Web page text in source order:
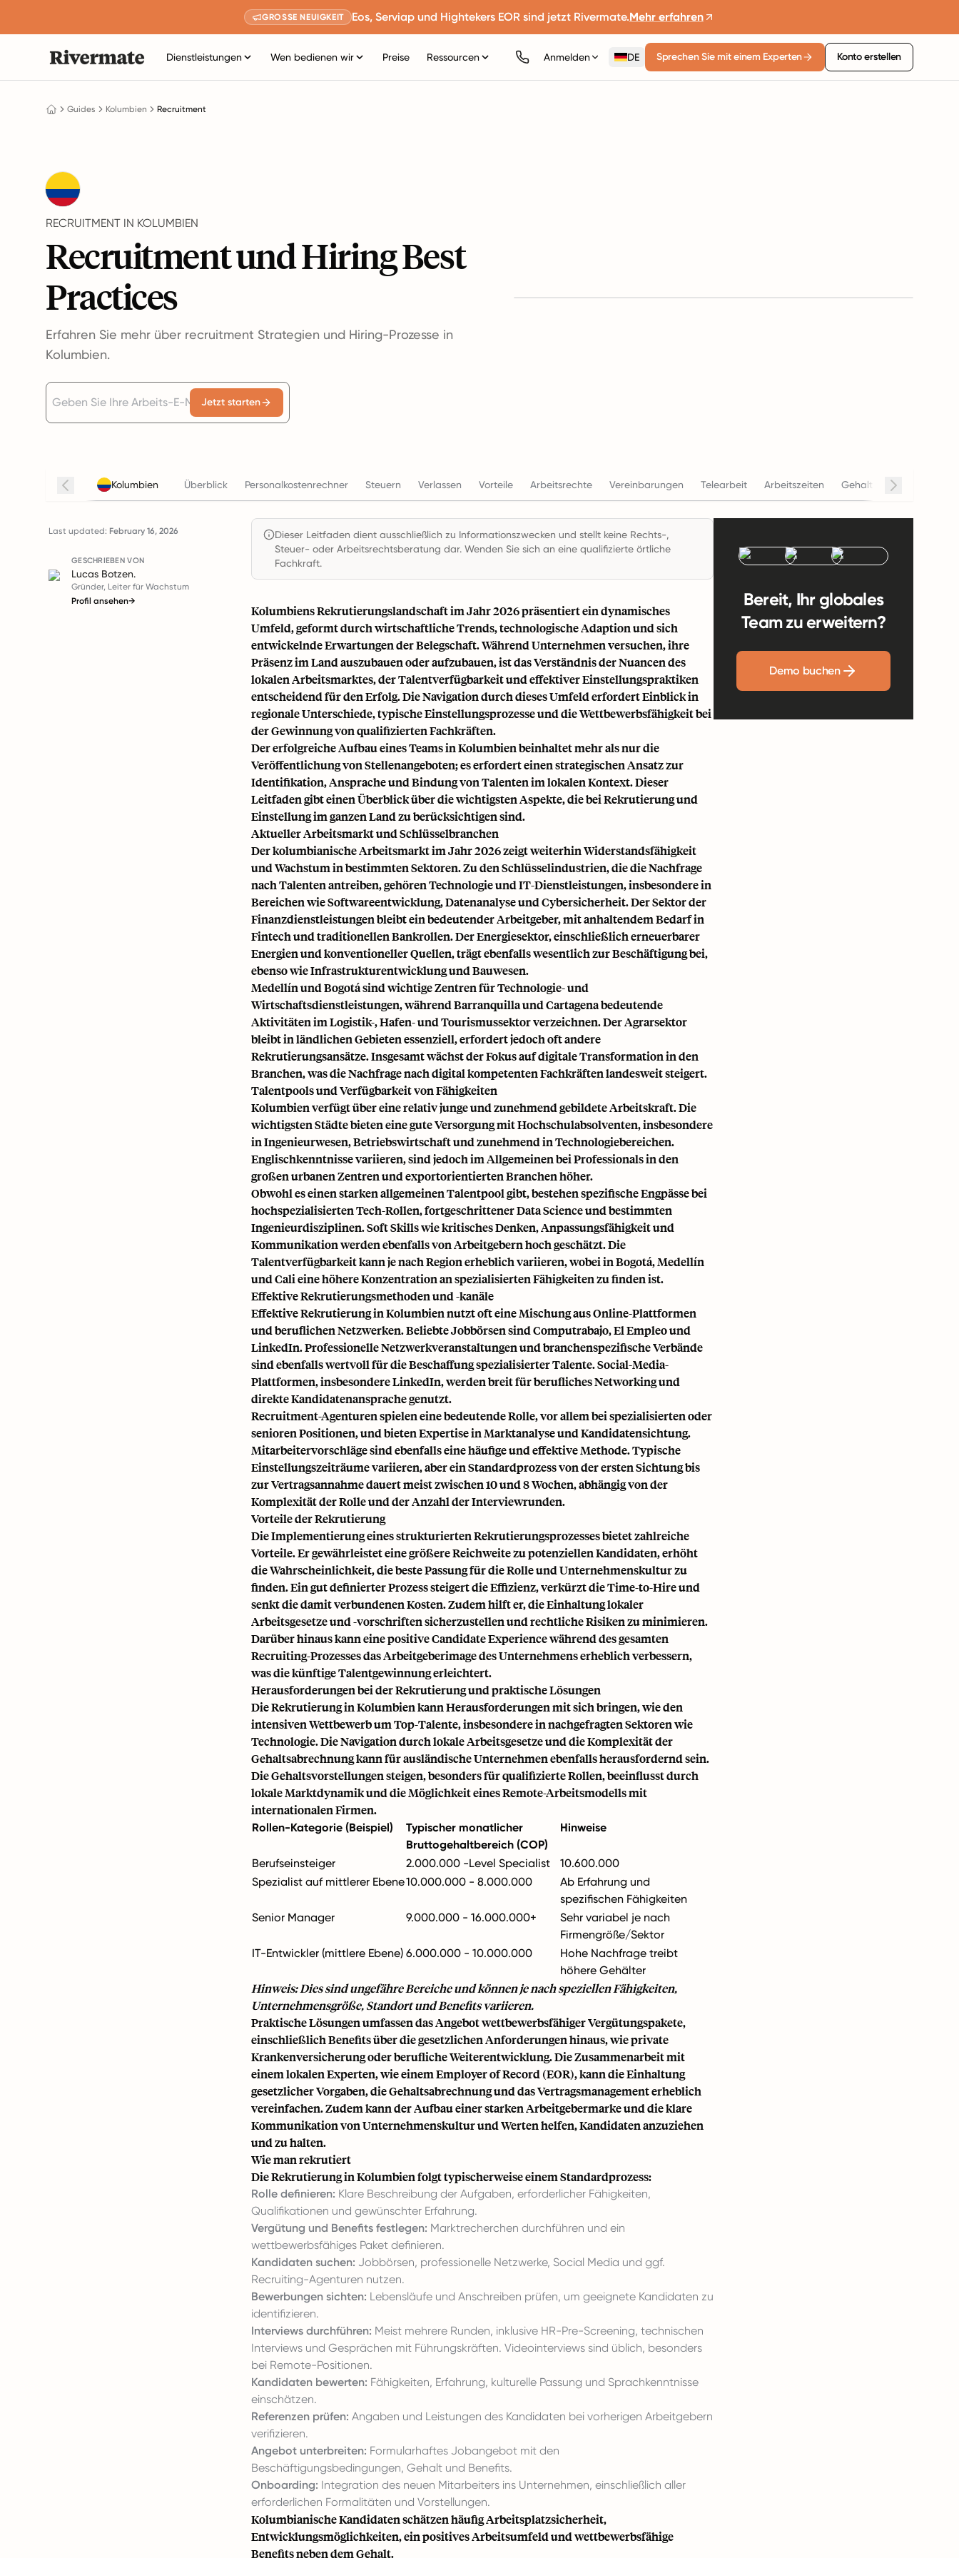
GROSSE NEUIGKEIT Eos, Serviap und Hightekers EOR sind jetzt Rivermate.Mehr erfahren
Dienstleistungen Wen bedienen wir Preise Ressourcen Anmelden DE Sprechen Sie mit einem Experten Konto erstellen
Guides Kolumbien Recruitment
RECRUITMENT IN KOLUMBIEN
Recruitment und Hiring Best
Practices
Erfahren Sie mehr über recruitment Strategien und Hiring-Prozesse in
Kolumbien.
Jetzt starten
Kolumbien Überblick Personalkostenrechner Steuern Verlassen Vorteile Arbeitsrechte Vereinbarungen Telearbeit Arbeitszeiten Gehalt Beendigung
Last updated: February 16, 2026
GESCHRIEBEN VON
Lucas Botzen.
Gründer, Leiter für Wachstum
Profil ansehen→
Dieser Leitfaden dient ausschließlich zu Informationszwecken und stellt keine Rechts-,
Steuer- oder Arbeitsrechtsberatung dar. Wenden Sie sich an eine qualifizierte örtliche
Fachkraft.
Kolumbiens Rekrutierungslandschaft im Jahr 2026 präsentiert ein dynamisches
Umfeld, geformt durch wirtschaftliche Trends, technologische Adaption und sich
entwickelnde Erwartungen der Belegschaft. Während Unternehmen versuchen, ihre
Präsenz im Land auszubauen oder aufzubauen, ist das Verständnis der Nuancen des
lokalen Arbeitsmarktes, der Talentverfügbarkeit und effektiver Einstellungspraktiken
entscheidend für den Erfolg. Die Navigation durch dieses Umfeld erfordert Einblick in
regionale Unterschiede, typische Einstellungsprozesse und die Wettbewerbsfähigkeit bei
der Gewinnung von qualifizierten Fachkräften.
Der erfolgreiche Aufbau eines Teams in Kolumbien beinhaltet mehr als nur die
Veröffentlichung von Stellenangeboten; es erfordert einen strategischen Ansatz zur
Identifikation, Ansprache und Bindung von Talenten im lokalen Kontext. Dieser
Leitfaden gibt einen Überblick über die wichtigsten Aspekte, die bei Rekrutierung und
Einstellung im ganzen Land zu berücksichtigen sind.
Aktueller Arbeitsmarkt und Schlüsselbranchen
Der kolumbianische Arbeitsmarkt im Jahr 2026 zeigt weiterhin Widerstandsfähigkeit
und Wachstum in bestimmten Sektoren. Zu den Schlüsselindustrien, die die Nachfrage
nach Talenten antreiben, gehören Technologie und IT-Dienstleistungen, insbesondere in
Bereichen wie Softwareentwicklung, Datenanalyse und Cybersicherheit. Der Sektor der
Finanzdienstleistungen bleibt ein bedeutender Arbeitgeber, mit anhaltendem Bedarf in
Fintech und traditionellen Bankrollen. Der Energiesektor, einschließlich erneuerbarer
Energien und konventioneller Quellen, trägt ebenfalls wesentlich zur Beschäftigung bei,
ebenso wie Infrastrukturentwicklung und Bauwesen.
Medellín und Bogotá sind wichtige Zentren für Technologie- und
Wirtschaftsdienstleistungen, während Barranquilla und Cartagena bedeutende
Aktivitäten im Logistik-, Hafen- und Tourismussektor verzeichnen. Der Agrarsektor
bleibt in ländlichen Gebieten essenziell, erfordert jedoch oft andere
Rekrutierungsansätze. Insgesamt wächst der Fokus auf digitale Transformation in den
Branchen, was die Nachfrage nach digital kompetenten Fachkräften landesweit steigert.
Talentpools und Verfügbarkeit von Fähigkeiten
Kolumbien verfügt über eine relativ junge und zunehmend gebildete Arbeitskraft. Die
wichtigsten Städte bieten eine gute Versorgung mit Hochschulabsolventen, insbesondere
in Ingenieurwesen, Betriebswirtschaft und zunehmend in Technologiebereichen.
Englischkenntnisse variieren, sind jedoch im Allgemeinen bei Professionals in den
großen urbanen Zentren und exportorientierten Branchen höher.
Obwohl es einen starken allgemeinen Talentpool gibt, bestehen spezifische Engpässe bei
hochspezialisierten Tech-Rollen, fortgeschrittener Data Science und bestimmten
Ingenieurdisziplinen. Soft Skills wie kritisches Denken, Anpassungsfähigkeit und
Kommunikation werden ebenfalls von Arbeitgebern hoch geschätzt. Die
Talentverfügbarkeit kann je nach Region erheblich variieren, wobei in Bogotá, Medellín
und Cali eine höhere Konzentration an spezialisierten Fähigkeiten zu finden ist.
Effektive Rekrutierungsmethoden und -kanäle
Effektive Rekrutierung in Kolumbien nutzt oft eine Mischung aus Online-Plattformen
und beruflichen Netzwerken. Beliebte Jobbörsen sind Computrabajo, El Empleo und
LinkedIn. Professionelle Netzwerkveranstaltungen und branchenspezifische Verbände
sind ebenfalls wertvoll für die Beschaffung spezialisierter Talente. Social-Media-
Plattformen, insbesondere LinkedIn, werden breit für berufliches Networking und
direkte Kandidatenansprache genutzt.
Recruitment-Agenturen spielen eine bedeutende Rolle, vor allem bei spezialisierten oder
senioren Positionen, und bieten Expertise in Marktanalyse und Kandidatensichtung.
Mitarbeitervorschläge sind ebenfalls eine häufige und effektive Methode. Typische
Einstellungszeiträume variieren, aber ein Standardprozess von der ersten Sichtung bis
zur Vertragsannahme dauert meist zwischen 10 und 8 Wochen, abhängig von der
Komplexität der Rolle und der Anzahl der Interviewrunden.
Vorteile der Rekrutierung
Die Implementierung eines strukturierten Rekrutierungsprozesses bietet zahlreiche
Vorteile. Er gewährleistet eine größere Reichweite zu potenziellen Kandidaten, erhöht
die Wahrscheinlichkeit, die beste Passung für die Rolle und Unternehmenskultur zu
finden. Ein gut definierter Prozess steigert die Effizienz, verkürzt die Time-to-Hire und
senkt die damit verbundenen Kosten. Zudem hilft er, die Einhaltung lokaler
Arbeitsgesetze und -vorschriften sicherzustellen und rechtliche Risiken zu minimieren.
Darüber hinaus kann eine positive Candidate Experience während des gesamten
Recruiting-Prozesses das Arbeitgeberimage des Unternehmens erheblich verbessern,
was die künftige Talentgewinnung erleichtert.
Herausforderungen bei der Rekrutierung und praktische Lösungen
Die Rekrutierung in Kolumbien kann Herausforderungen mit sich bringen, wie den
intensiven Wettbewerb um Top-Talente, insbesondere in nachgefragten Sektoren wie
Technologie. Die Navigation durch lokale Arbeitsgesetze und die Komplexität der
Gehaltsabrechnung kann für ausländische Unternehmen ebenfalls herausfordernd sein.
Die Gehaltsvorstellungen steigen, besonders für qualifizierte Rollen, beeinflusst durch
lokale Marktdynamik und die Möglichkeit eines Remote-Arbeitsmodells mit
internationalen Firmen.
Rollen-Kategorie (Beispiel)
Typischer monatlicher
Bruttogehaltbereich (COP)
Hinweise
Berufseinsteiger 2.000.000 -Level Specialist
10.600.000
Spezialist auf mittlerer Ebene10.000.000 - 8.000.000
Ab Erfahrung und
spezifischen Fähigkeiten
Senior Manager
9.000.000 - 16.000.000+
Sehr variabel je nach
Firmengröße/Sektor
IT-Entwickler (mittlere Ebene) 6.000.000 - 10.000.000
Hohe Nachfrage treibt
höhere Gehälter
Hinweis: Dies sind ungefähre Bereiche und können je nach speziellen Fähigkeiten,
Unternehmensgröße, Standort und Benefits variieren.
Praktische Lösungen umfassen das Angebot wettbewerbsfähiger Vergütungspakete,
einschließlich Benefits über die gesetzlichen Anforderungen hinaus, wie private
Krankenversicherung oder berufliche Weiterentwicklung. Die Zusammenarbeit mit
einem lokalen Experten, wie einem Employer of Record (EOR), kann die Einhaltung
gesetzlicher Vorgaben, die Gehaltsabrechnung und das Vertragsmanagement erheblich
vereinfachen. Zudem kann der Aufbau einer starken Arbeitgebermarke und die klare
Kommunikation von Unternehmenskultur und Werten helfen, Kandidaten anzuziehen
und zu halten.
Wie man rekrutiert
Die Rekrutierung in Kolumbien folgt typischerweise einem Standardprozess:
Rolle definieren: Klare Beschreibung der Aufgaben, erforderlicher Fähigkeiten,
Qualifikationen und gewünschter Erfahrung.
Vergütung und Benefits festlegen: Marktrecherchen durchführen und ein
wettbewerbsfähiges Paket definieren.
Kandidaten suchen: Jobbörsen, professionelle Netzwerke, Social Media und ggf.
Recruiting-Agenturen nutzen.
Bewerbungen sichten: Lebensläufe und Anschreiben prüfen, um geeignete Kandidaten zu
identifizieren.
Interviews durchführen: Meist mehrere Runden, inklusive HR-Pre-Screening, technischen
Interviews und Gesprächen mit Führungskräften. Videointerviews sind üblich, besonders
bei Remote-Positionen.
Kandidaten bewerten: Fähigkeiten, Erfahrung, kulturelle Passung und Sprachkenntnisse
einschätzen.
Referenzen prüfen: Angaben und Leistungen des Kandidaten bei vorherigen Arbeitgebern
verifizieren.
Angebot unterbreiten: Formularhaftes Jobangebot mit den
Beschäftigungsbedingungen, Gehalt und Benefits.
Onboarding: Integration des neuen Mitarbeiters ins Unternehmen, einschließlich aller
erforderlichen Formalitäten und Vorstellungen.
Kolumbianische Kandidaten schätzen häufig Arbeitsplatzsicherheit,
Entwicklungsmöglichkeiten, ein positives Arbeitsumfeld und wettbewerbsfähige
Benefits neben dem Gehalt.
Bereit, Ihr globales
Team zu erweitern?
Demo buchen